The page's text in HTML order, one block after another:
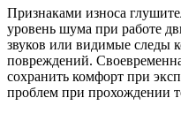
Признаками износа
уровень шума при работе
звуков или видимые следы
повреждений.
сохранить комфорт при
проблем при прохождении